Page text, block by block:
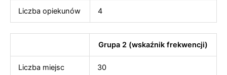
Liczba opiekunów 4
Grupa 2 (wskaźnik frekwencji)
Liczba miejsc 30